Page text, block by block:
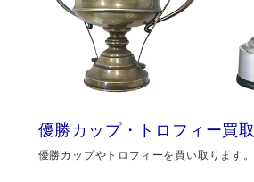
優勝カップ・トロフィー買取
優勝カップやトロフィーを買い取ります。